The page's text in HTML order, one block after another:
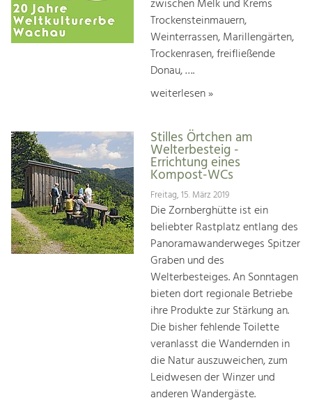
zwischen Melk und Krems
Trockensteinmauern,
Weinterrassen, Marillengärten,
Trockenrasen, freifließende
Donau, ….
weiterlesen »
Stilles Örtchen am
Welterbesteig -
Errichtung eines
Kompost-WCs
Freitag, 15. März 2019
Die Zornberghütte ist ein
beliebter Rastplatz entlang des
Panoramawanderweges Spitzer
Graben und des
Welterbesteiges. An Sonntagen
bieten dort regionale Betriebe
ihre Produkte zur Stärkung an.
Die bisher fehlende Toilette
veranlasst die Wandernden in
die Natur auszuweichen, zum
Leidwesen der Winzer und
anderen Wandergäste.